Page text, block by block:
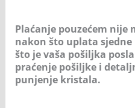
Plaćanje pouzećem nije
nakon što uplata
što je vaša pošiljka
praćenje pošiljke i
punjenje kristala.